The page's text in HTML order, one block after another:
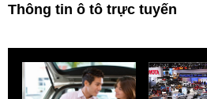
Thông tin ô tô trực tuyến